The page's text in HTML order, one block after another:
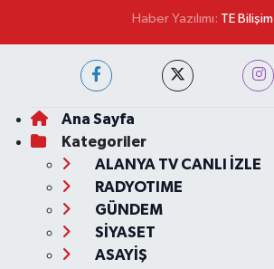
Haber Yazılımı: TE Bilişim
Ana Sayfa
Kategoriler
ALANYA TV CANLI İZLE
RADYOTIME
GÜNDEM
SİYASET
ASAYİŞ